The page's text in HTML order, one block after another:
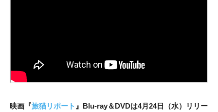
映画『旅猫リポート 』Blu-ray＆DVDは4月24日（水）リリー